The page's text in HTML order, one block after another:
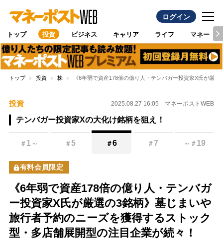
ログイン
トップ 投資 ビジネス キャリア ライフ マネー
トップ 投資 株 《6年弱で資産178倍の億り人・テンバガー投資家X氏が厳
投資 2025.08.27 16:05 マネーポストWEB
テンバガー投資家Xの大化け銘柄を狙え！
＃ 1 ～ ＃5 ＃6 ＃7 ～ ＃ 19
有料会員限定
《6年弱で資産178倍の億り人・テンバガ
ー投資家X氏が厳選の3銘柄》墓じまいや
旅行者予約のニーズを獲得するストック
型・多店舗展開型の注目企業が続々！